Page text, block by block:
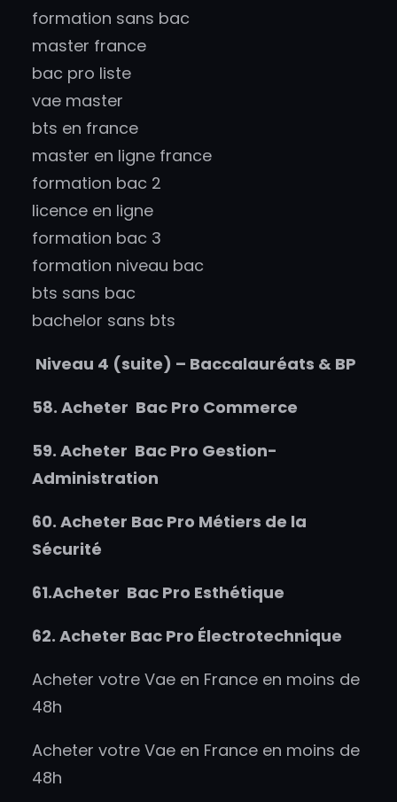
formation sans bac
master france
bac pro liste
vae master
bts en france
master en ligne france
formation bac 2
licence en ligne
formation bac 3
formation niveau bac
bts sans bac
bachelor sans bts
Niveau 4 (suite) – Baccalauréats & BP
58. Acheter Bac Pro Commerce
59. Acheter Bac Pro Gestion-
Administration
60. Acheter Bac Pro Métiers de la
Sécurité
61.Acheter Bac Pro Esthétique
62. Acheter Bac Pro Électrotechnique
Acheter votre Vae en France en moins de
48h
Acheter votre Vae en France en moins de
48h